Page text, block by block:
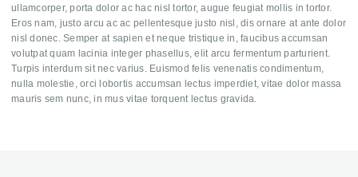
ullamcorper, porta dolor ac hac nisl tortor, augue feugiat mollis in tortor.
Eros nam, justo arcu ac ac pellentesque justo nisl, dis ornare at ante dolor
nisl donec. Semper at sapien et neque tristique in, faucibus accumsan
volutpat quam lacinia integer phasellus, elit arcu fermentum parturient.
Turpis interdum sit nec varius. Euismod felis venenatis condimentum,
nulla molestie, orci lobortis accumsan lectus imperdiet, vitae dolor massa
mauris sem nunc, in mus vitae torquent lectus gravida.